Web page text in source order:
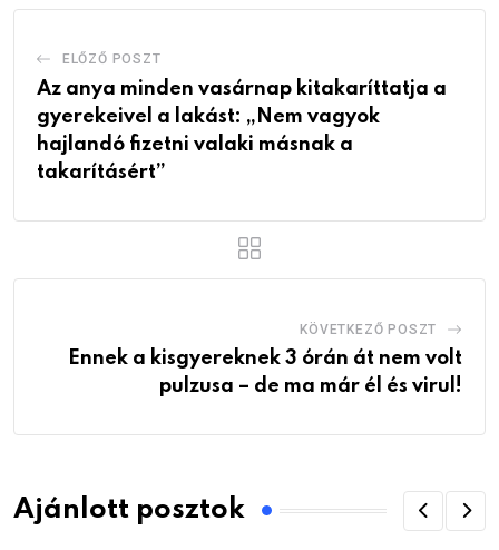
ELŐZŐ POSZT
Az anya minden vasárnap kitakaríttatja a
gyerekeivel a lakást: „Nem vagyok
hajlandó fizetni valaki másnak a
takarításért”
KÖVETKEZŐ POSZT
Ennek a kisgyereknek 3 órán át nem volt
pulzusa – de ma már él és virul!
Ajánlott posztok